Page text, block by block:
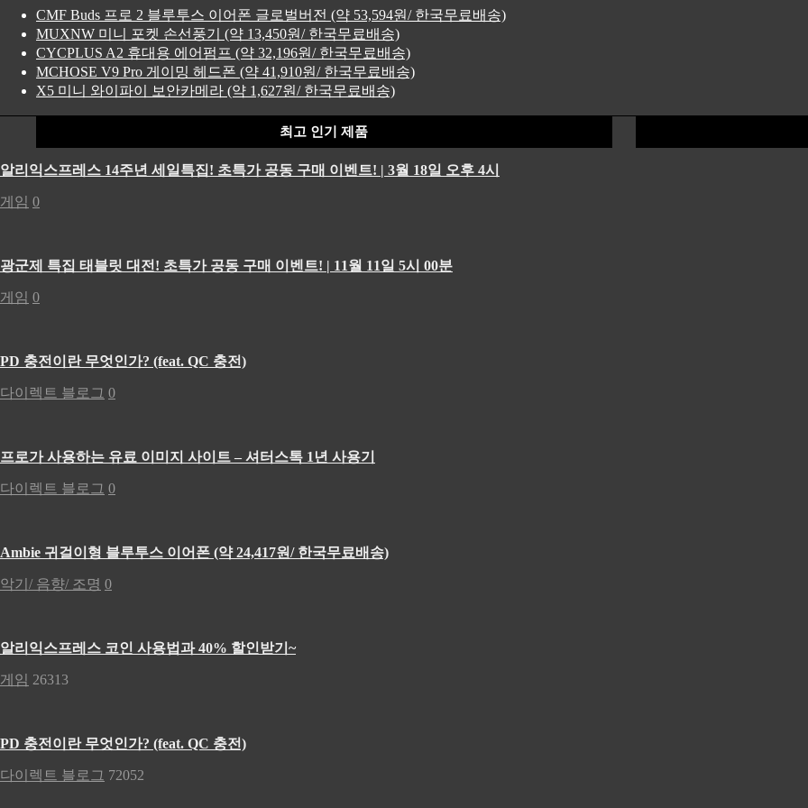
CMF Buds 프로 2 블루투스 이어폰 글로벌버전 (약 53,594원/ 한국무료배송)
MUXNW 미니 포켓 손선풍기 (약 13,450원/ 한국무료배송)
CYCPLUS A2 휴대용 에어펌프 (약 32,196원/ 한국무료배송)
MCHOSE V9 Pro 게이밍 헤드폰 (약 41,910원/ 한국무료배송)
X5 미니 와이파이 보안카메라 (약 1,627원/ 한국무료배송)
최고 인기 제품
알리익스프레스 14주년 세일특집! 초특가 공동 구매 이벤트! | 3월 18일 오후 4시
게임 0
광군제 특집 태블릿 대전! 초특가 공동 구매 이벤트! | 11월 11일 5시 00분
게임 0
PD 충전이란 무엇인가? (feat. QC 충전)
다이렉트 블로그 0
프로가 사용하는 유료 이미지 사이트 – 셔터스톡 1년 사용기
다이렉트 블로그 0
Ambie 귀걸이형 블루투스 이어폰 (약 24,417원/ 한국무료배송)
악기/ 음향/ 조명 0
알리익스프레스 코인 사용법과 40% 할인받기~
게임 26313
PD 충전이란 무엇인가? (feat. QC 충전)
다이렉트 블로그 72052